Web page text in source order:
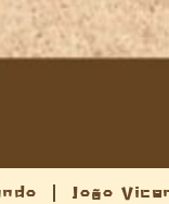
João